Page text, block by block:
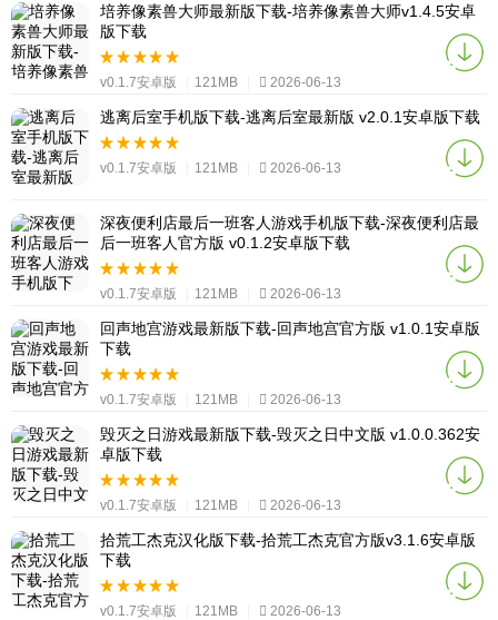
培养像素兽大师最新版下载-培养像素兽大师v1.4.5安卓
版下载
v0.1.7安卓版 121MB 2026-06-13
逃离后室手机版下载-逃离后室最新版 v2.0.1安卓版下载
v0.1.7安卓版 121MB 2026-06-13
深夜便利店最后一班客人游戏手机版下载-深夜便利店最
后一班客人官方版 v0.1.2安卓版下载
v0.1.7安卓版 121MB 2026-06-13
回声地宫游戏最新版下载-回声地宫官方版 v1.0.1安卓版
下载
v0.1.7安卓版 121MB 2026-06-13
毁灭之日游戏最新版下载-毁灭之日中文版 v1.0.0.362安
卓版下载
v0.1.7安卓版 121MB 2026-06-13
拾荒工杰克汉化版下载-拾荒工杰克官方版v3.1.6安卓版
下载
v0.1.7安卓版 121MB 2026-06-13